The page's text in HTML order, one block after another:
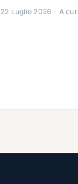
22 Luglio 2026 · A